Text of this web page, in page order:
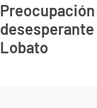
desesperante
Lobato